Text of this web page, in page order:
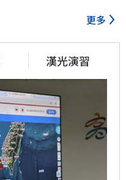
更多
漢光演習